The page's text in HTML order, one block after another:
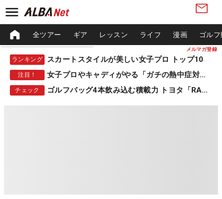
メルマガ登録
全ツアー ギア レッスン ライフ 漫画 ゴル
ランキング スカートスタイルが美しい女子プロ トップ10
注目！ 女子プロやキャディがやる「ガチの熱中症対策」
チェック ゴルフバッグ4本飲み込む積載力 トヨタ「RAV4」